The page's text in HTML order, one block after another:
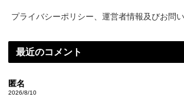
プライバシーポリシー、運営者情報及びお問
最近のコメント
匿名
2026/8/10